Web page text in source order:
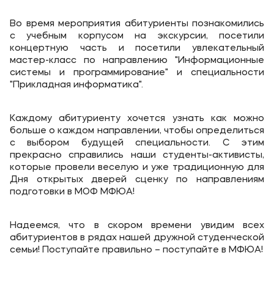
Карьера
Аспирантура
Институт дополнительного образования
Уровни образования
Среднее профессиональное образование
Высшее образование в МФЮА
Аспирантура
Медиа
Во время мероприятия абитуриенты познакомились
с учебным корпусом на экскурсии, посетили
концертную часть и посетили увлекательный
мастер-класс по направлению "Информационные
системы и программирование" и специальности
"Прикладная информатика".
Каждому абитуриенту хочется узнать как можно
больше о каждом направлении, чтобы определиться
с выбором будущей специальности. С этим
прекрасно справились наши студенты-активисты,
которые провели веселую и уже традиционную для
Дня открытых дверей сценку по направлениям
подготовки в МОФ МФЮА!
Надеемся, что в скором времени увидим всех
абитуриентов в рядах нашей дружной студенческой
семьи! Поступайте правильно – поступайте в МФЮА!